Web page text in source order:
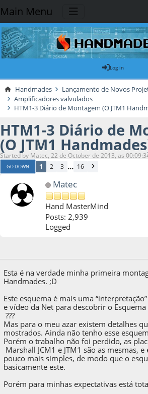
Main Menu
Log in
Handmades
Lançamento de Novos
Amplificadores valvulados
HTM1-3 Diário de Montagem (O JTM1
HTM1-3 Diário de
(O JTM1
Started by Matec, 22 de October de 2013, as
GO DOWN 1 2 3 ... 16
Matec
Hand MasterMind
Posts: 2,939
Logged
Esta é na verdade minha primeira
Handmades. ;D
Este esquema é mais uma
e vídeo da Net para descobrir o Esquema
???
Mas para o meu azar existem detalhes
mostrados. Ainda não tenho esse
Porém o trabalho não foi perdido, as
Marshall JCM1 e JTM1 são as mesmas,
pouco mais simples, de modo que o
basicamente este.
Porém para minhas expectativas está